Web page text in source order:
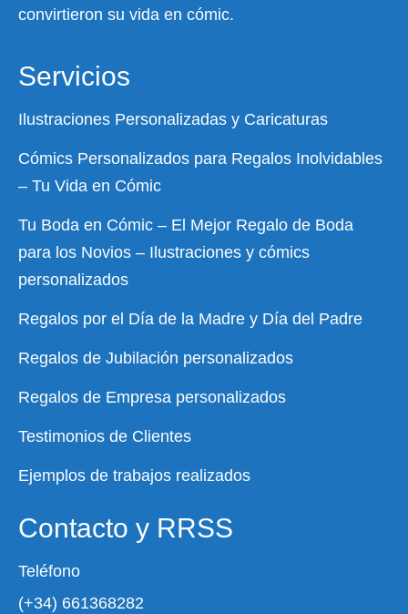
convirtieron su vida en cómic.
Servicios
Ilustraciones Personalizadas y Caricaturas
Cómics Personalizados para Regalos Inolvidables
– Tu Vida en Cómic
Tu Boda en Cómic – El Mejor Regalo de Boda
para los Novios – Ilustraciones y cómics
personalizados
Regalos por el Día de la Madre y Día del Padre
Regalos de Jubilación personalizados
Regalos de Empresa personalizados
Testimonios de Clientes
Ejemplos de trabajos realizados
Contacto y RRSS
Teléfono
(+34) 661368282